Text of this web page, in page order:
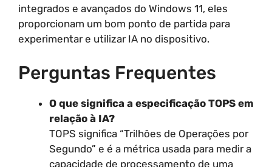
integrados e avançados do Windows 11, eles
proporcionam um bom ponto de partida para
experimentar e utilizar IA no dispositivo.
Perguntas Frequentes
O que significa a especificação TOPS em
relação à IA?
TOPS significa “Trilhões de Operações por
Segundo” e é a métrica usada para medir a
capacidade de processamento de uma